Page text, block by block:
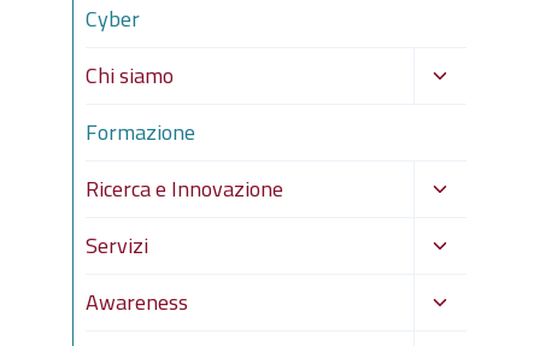
Cyber
Chi siamo
Alterna
Formazione
Ricerca e Innovazione
Alterna
figlio
Servizi
Alterna
figlio
Awareness
Alterna